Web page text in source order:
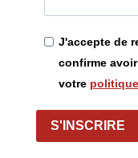
J'accepte de
confirme
votre
S'INSCRIRE